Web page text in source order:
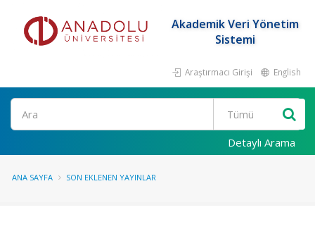
Akademik Veri Yönetim
Sistemi
Araştırmacı Girişi English
Ara
Detaylı Arama
ANA SAYFA SON EKLENEN YAYINLAR